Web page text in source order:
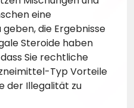
eine
die Ergebnisse
Steroide haben
Sie rechtliche
Typ Vorteile
der Illegalität zu